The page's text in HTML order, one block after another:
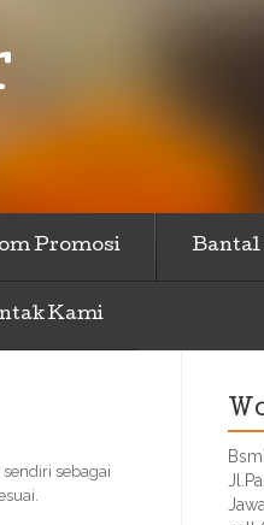
Promosi Bantal
Kami
sebagai